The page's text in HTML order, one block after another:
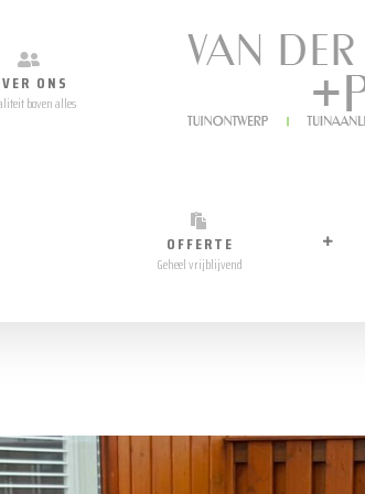
ONS
boven alles
OFFERTE
Geheel vrijblijvend